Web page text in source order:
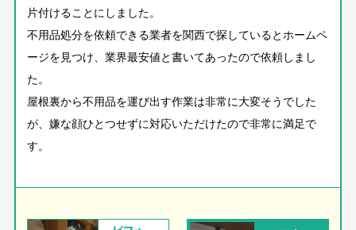
片付けることにしました。
不用品処分を依頼できる業者を関西で探しているとホームペ
ージを見つけ、業界最安値と書いてあったので依頼しまし
た。
屋根裏から不用品を運び出す作業は非常に大変そうでした
が、嫌な顔ひとつせずに対応いただけたので非常に満足で
す。